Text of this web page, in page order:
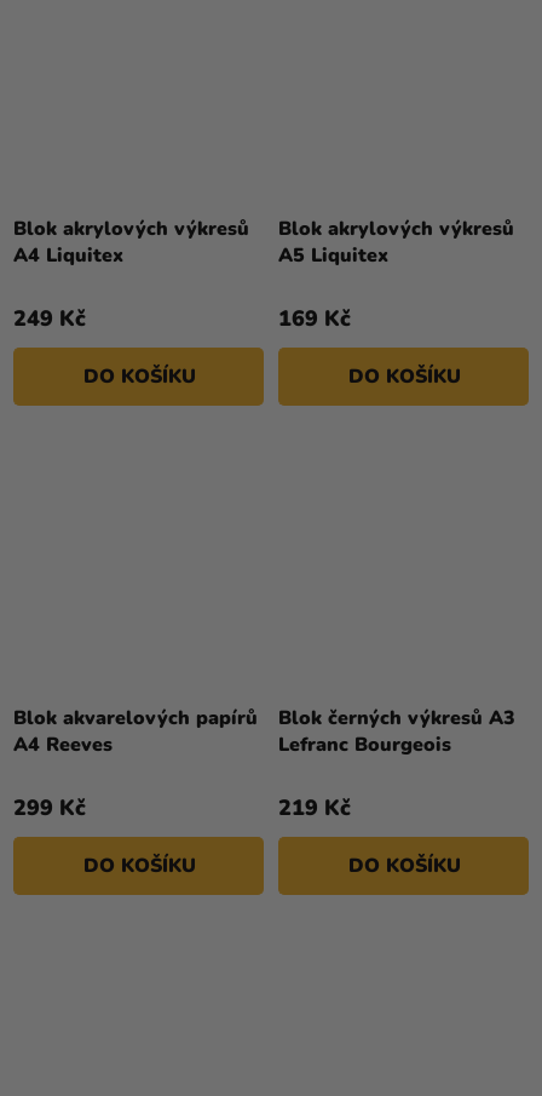
Blok akrylových výkresů
A4 Liquitex
249 Kč
DO KOŠÍKU
Blok akrylových výkresů
A5 Liquitex
169 Kč
DO KOŠÍKU
Blok akvarelových papírů
A4 Reeves
299 Kč
DO KOŠÍKU
Blok černých výkresů A3
Lefranc Bourgeois
219 Kč
DO KOŠÍKU